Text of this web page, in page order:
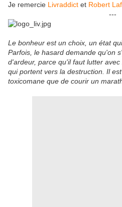
Je remercie Livraddict et Robert
---
Le bonheur est un choix, un état
Parfois, le hasard demande qu'on
d'ardeur, parce qu'il faut lutter
qui portent vers la destruction. Il
toxicomane que de courir un